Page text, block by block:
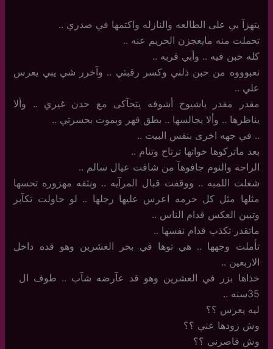
يتهزآ بي على الطالعه والنازله واكتمها في صدري ..
تحملت منه مايعجزن الحريم عنه .. ‏
كله حبن فيه .. وأبي قربه ..
نعبوووه من حبن ذلني وكسر رقبتي .. وآخرر شي يبي يعرس
علي ..
مقدر مقدر ياشيوخ أشوفه يتحآكى مع حدن غيري .. وألا
يناظرها .. وألا يجالسها .. بطق قهر وبموت بحسرتي ..
‏.. في جهه اخرى بنفس البيت ..
بعد ماتركوها خواتها ترتاح وتنام ..
الراحه والنوم جافوهآ من شافت عيال سالم ..
شغلت اللمبه .. ووقفت قبال المرآيه .. وبثقه مهزوره تحسها
مثلها مثل كل حرمه اعرس عليها رجلها .. لو حاولت تكآبر
وتبين العكس قدام الناس ..
ماتقدر تكذب قدام نفسها ..
تأملت وجهها .. هي توها في بحر العشرين وهو قده داخل
الاربعين ..
خذاها بزر في العشرين وهو قد عآرضه شآب .. طوف ال ‏
ليه يعرس ؟؟
وش زودها عني ؟؟
وش قاصرني ؟؟